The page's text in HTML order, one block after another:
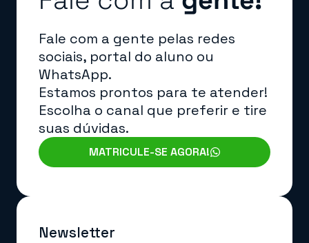
Fale com a gente pelas redes
sociais, portal do aluno ou
WhatsApp.
Estamos prontos para te atender!
Escolha o canal que preferir e tire
suas dúvidas.
MATRICULE-SE AGORA!
Newsletter